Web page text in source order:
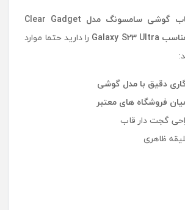
گوشی سامسونگ مدل Clear Gadget
Galaxy S23 Ultra را دارید حتما موارد
دقیق با مدل گوشی
فروشگاه‌ های معتبر
گجت‌ دار قاب
ظاهری